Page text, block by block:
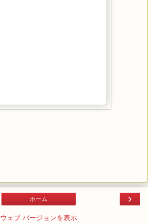
›
ホーム
ウェブ バージョンを表示